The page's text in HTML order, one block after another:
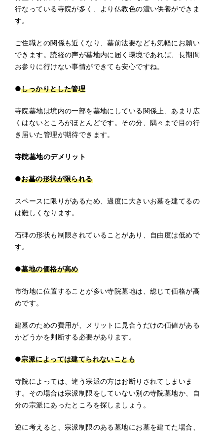
行なっている寺院が多く、より仏教色の濃い供養ができま
す。
ご住職との関係も近くなり、墓前法要なども気軽にお願い
できます。読経の声が墓地内に届く環境であれば、長期間
お参りに行けない事情ができても安心ですね。
●しっかりとした管理
寺院墓地は境内の一部を墓地にしている関係上、あまり広
くはないところがほとんどです。その分、隅々まで目の行
き届いた管理が期待できます。
寺院墓地のデメリット
●お墓の形状が限られる
スペースに限りがあるため、過度に大きいお墓を建てるの
は難しくなります。
石碑の形状も制限されていることがあり、自由度は低めで
す。
●墓地の価格が高め
市街地に位置することが多い寺院墓地は、総じて価格が高
めです。
建墓のための費用が、メリットに見合うだけの価値がある
かどうかを判断する必要があります。
●宗派によっては建てられないことも
寺院によっては、違う宗派の方はお断りされてしまいま
す。その場合は宗派制限をしていない別の寺院墓地か、自
分の宗派にあったところを探しましょう。
逆に考えると、宗派制限のある墓地にお墓を建てた場合、